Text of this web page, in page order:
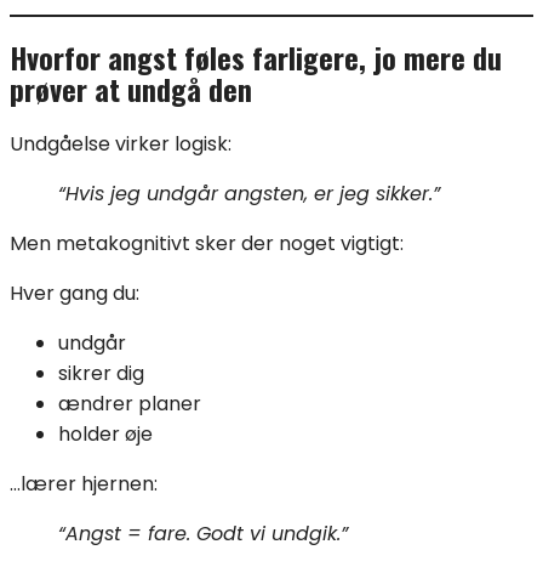
Hvorfor angst føles farligere, jo mere du
prøver at undgå den
Undgåelse virker logisk:
“Hvis jeg undgår angsten, er jeg sikker.”
Men metakognitivt sker der noget vigtigt:
Hver gang du:
undgår
sikrer dig
ændrer planer
holder øje
…lærer hjernen:
“Angst = fare. Godt vi undgik.”